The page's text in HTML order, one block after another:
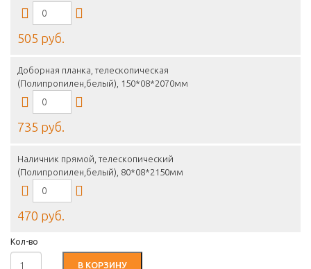
505 руб.
Доборная планка, телескопическая
(Полипропилен,белый), 150*08*2070мм
735 руб.
Наличник прямой, телескопический
(Полипропилен,белый), 80*08*2150мм
470 руб.
Кол-во
В КОРЗИНУ